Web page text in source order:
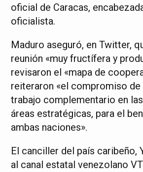
oficial de Caracas,
oficialista.
Maduro aseguró, en Twitter,
reunión «muy fructífera y
revisaron el «mapa de
reiteraron «el compromiso de
trabajo complementario en
áreas estratégicas, para el
ambas naciones».
El canciller del país caribeño,
al canal estatal venezolano